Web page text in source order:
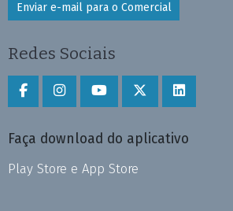
Enviar e-mail para o Comercial
Redes Sociais
Faça download do aplicativo
Play Store e App Store